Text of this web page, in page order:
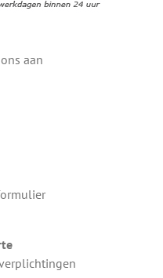
aan